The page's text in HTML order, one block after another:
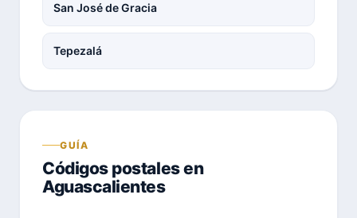
San José de Gracia
Tepezalá
GUÍA
Códigos postales en
Aguascalientes